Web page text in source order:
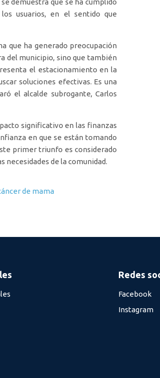
demuestra que se ha cumplido
usuarios, en el sentido que
que ha generado preocupación
del municipio, sino que también
el estacionamiento en la
soluciones efectivas. Es una
el alcalde subrogante, Carlos
significativo en las finanzas
en que se están tomando
primer triunfo es considerado
necesidades de la comunidad.
de mama
Redes
Facebook
Instagram